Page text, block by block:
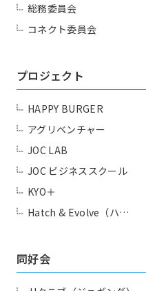
総務委員会
コネクト委員会
プロジェクト
HAPPY BURGER
アグリベンチャー
JOC LAB
JOC ビジネススクール
KYO＋
Hatch & Evolve（ハ…
同好会